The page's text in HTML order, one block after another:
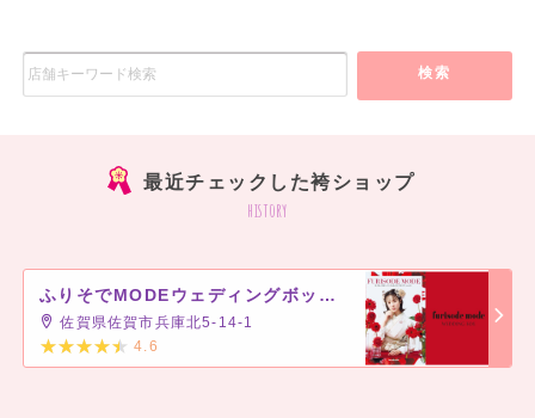
検索
最近チェックした袴ショップ
history
ふりそでMODEウェディングボックス ゆめタウン佐賀店
佐賀県佐賀市兵庫北5-14-1
4.6